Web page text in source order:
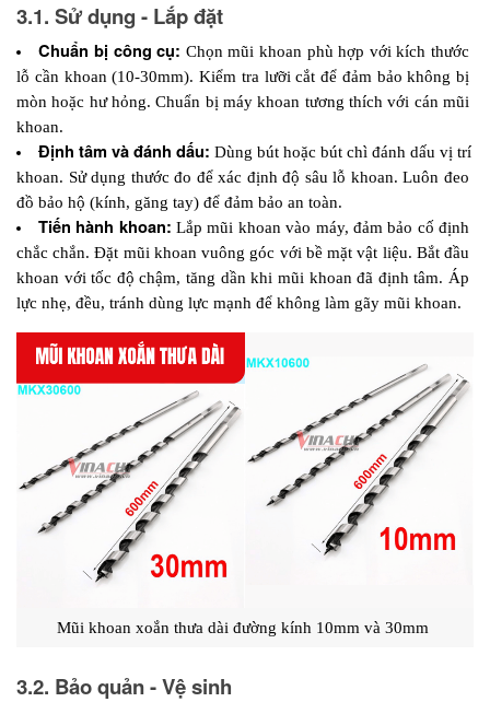
3.1. Sử dụng - Lắp đặt
Chuẩn bị công cụ: Chọn mũi khoan phù hợp với kích thước
lỗ cần khoan (10-30mm). Kiểm tra lưỡi cắt để đảm bảo không bị
mòn hoặc hư hỏng. Chuẩn bị máy khoan tương thích với cán mũi
khoan.
Định tâm và đánh dấu: Dùng bút hoặc bút chì đánh dấu vị trí
khoan. Sử dụng thước đo để xác định độ sâu lỗ khoan. Luôn đeo
đồ bảo hộ (kính, găng tay) để đảm bảo an toàn.
Tiến hành khoan: Lắp mũi khoan vào máy, đảm bảo cố định
chắc chắn. Đặt mũi khoan vuông góc với bề mặt vật liệu. Bắt đầu
khoan với tốc độ chậm, tăng dần khi mũi khoan đã định tâm. Áp
lực nhẹ, đều, tránh dùng lực mạnh để không làm gãy mũi khoan.
Mũi khoan xoắn thưa dài đường kính 10mm và 30mm
3.2. Bảo quản - Vệ sinh